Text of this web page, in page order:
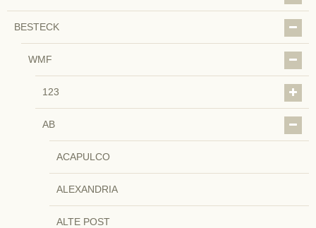
BESTECK
WMF
123
AB
ACAPULCO
ALEXANDRIA
ALTE POST